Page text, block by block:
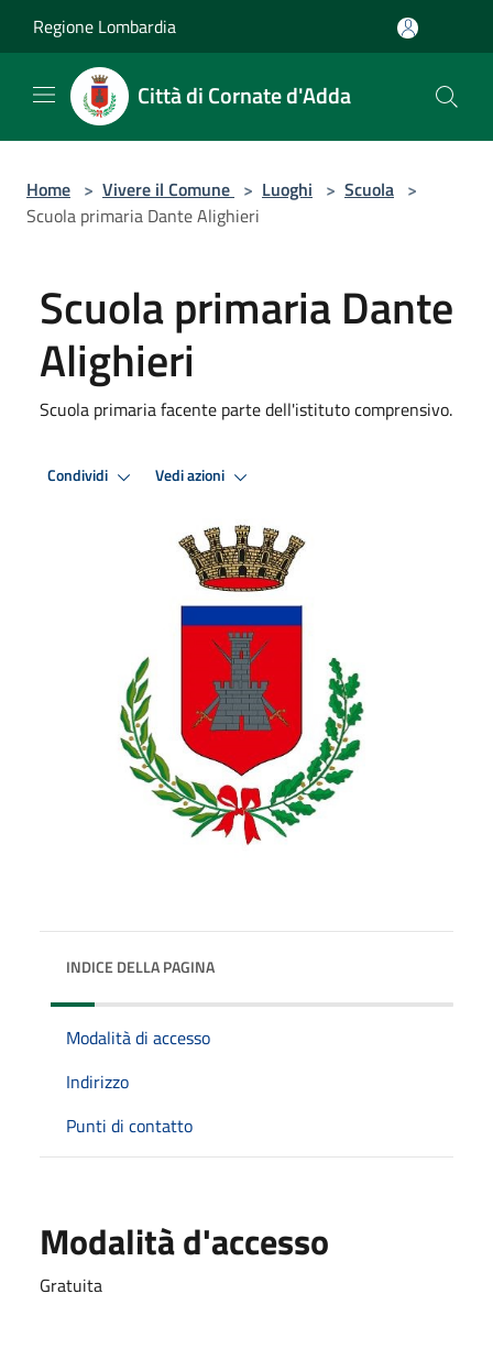
Regione Lombardia
Città di Cornate d'Adda
Home > Vivere il Comune > Luoghi > Scuola >
Scuola primaria Dante Alighieri
Scuola primaria Dante
Alighieri
Scuola primaria facente parte dell'istituto comprensivo.
Condividi Vedi azioni
INDICE DELLA PAGINA
Modalità di accesso
Indirizzo
Punti di contatto
Modalità d'accesso
Gratuita